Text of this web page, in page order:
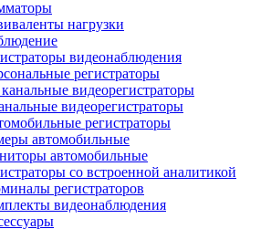
нагрузки
видеонаблюдения
регистраторы
видеорегистраторы
видеорегистраторы
регистраторы
автомобильные
автомобильные
со встроенной аналитикой
регистраторов
видеонаблюдения